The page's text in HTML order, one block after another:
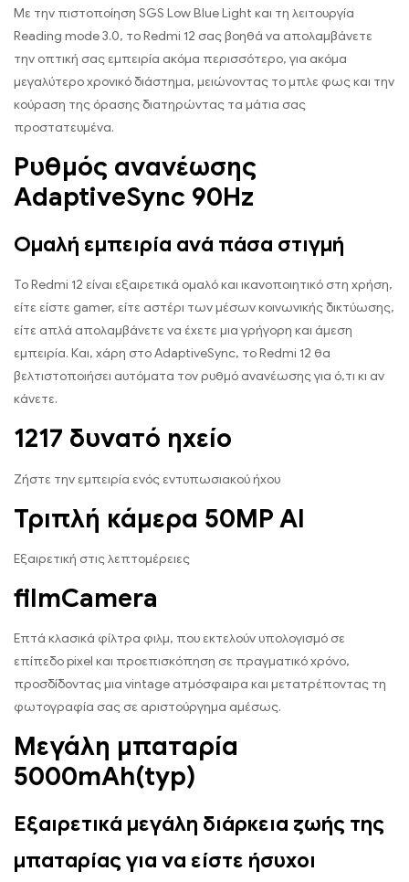
Με την πιστοποίηση SGS Low Blue Light και τη λειτουργία
Reading mode 3.0, το Redmi 12 σας βοηθά να απολαμβάνετε
την οπτική σας εμπειρία ακόμα περισσότερο, για ακόμα
μεγαλύτερο χρονικό διάστημα, μειώνοντας το μπλε φως και την
κούραση της όρασης διατηρώντας τα μάτια σας
προστατευμένα.
Ρυθμός ανανέωσης
AdaptiveSync 90Hz
Ομαλή εμπειρία ανά πάσα στιγμή
Το Redmi 12 είναι εξαιρετικά ομαλό και ικανοποιητικό στη χρήση,
είτε είστε gamer, είτε αστέρι των μέσων κοινωνικής δικτύωσης,
είτε απλά απολαμβάνετε να έχετε μια γρήγορη και άμεση
εμπειρία. Και, χάρη στο AdaptiveSync, το Redmi 12 θα
βελτιστοποιήσει αυτόματα τον ρυθμό ανανέωσης για ό,τι κι αν
κάνετε.
1217 δυνατό ηχείο
Ζήστε την εμπειρία ενός εντυπωσιακού ήχου
Τριπλή κάμερα 50MP AI
Εξαιρετική στις λεπτομέρειες
filmCamera
Επτά κλασικά φίλτρα φιλμ, που εκτελούν υπολογισμό σε
επίπεδο pixel και προεπισκόπηση σε πραγματικό χρόνο,
προσδίδοντας μια vintage ατμόσφαιρα και μετατρέποντας τη
φωτογραφία σας σε αριστούργημα αμέσως.
Μεγάλη μπαταρία
5000mAh(typ)
Εξαιρετικά μεγάλη διάρκεια ζωής της
μπαταρίας για να είστε ήσυχοι